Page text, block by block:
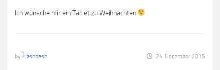
Ich wünsche mir ein Tablet zu Weihnachten
by Flashbash 24. December 2015